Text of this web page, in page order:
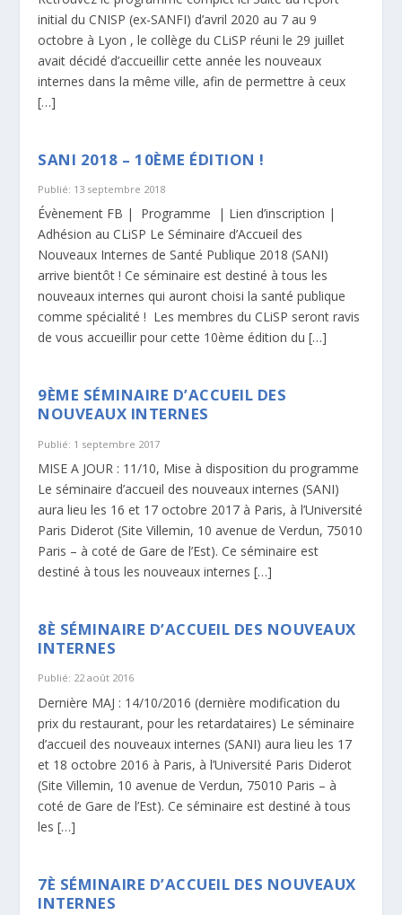
initial du CNISP (ex-SANFI) d’avril 2020 au 7 au 9
octobre à Lyon , le collège du CLiSP réuni le 29 juillet
avait décidé d’accueillir cette année les nouveaux
internes dans la même ville, afin de permettre à ceux
[…]
SANI 2018 – 10ÈME ÉDITION !
Publié: 13 septembre 2018
Évènement FB | Programme | Lien d’inscription |
Adhésion au CLiSP Le Séminaire d’Accueil des
Nouveaux Internes de Santé Publique 2018 (SANI)
arrive bientôt ! Ce séminaire est destiné à tous les
nouveaux internes qui auront choisi la santé publique
comme spécialité ! Les membres du CLiSP seront ravis
de vous accueillir pour cette 10ème édition du […]
9ÈME SÉMINAIRE D’ACCUEIL DES
NOUVEAUX INTERNES
Publié: 1 septembre 2017
MISE A JOUR : 11/10, Mise à disposition du programme
Le séminaire d’accueil des nouveaux internes (SANI)
aura lieu les 16 et 17 octobre 2017 à Paris, à l’Université
Paris Diderot (Site Villemin, 10 avenue de Verdun, 75010
Paris – à coté de Gare de l’Est). Ce séminaire est
destiné à tous les nouveaux internes […]
8È SÉMINAIRE D’ACCUEIL DES NOUVEAUX
INTERNES
Publié: 22 août 2016
Dernière MAJ : 14/10/2016 (dernière modification du
prix du restaurant, pour les retardataires) Le séminaire
d’accueil des nouveaux internes (SANI) aura lieu les 17
et 18 octobre 2016 à Paris, à l’Université Paris Diderot
(Site Villemin, 10 avenue de Verdun, 75010 Paris – à
coté de Gare de l’Est). Ce séminaire est destiné à tous
les […]
7È SÉMINAIRE D’ACCUEIL DES NOUVEAUX
INTERNES